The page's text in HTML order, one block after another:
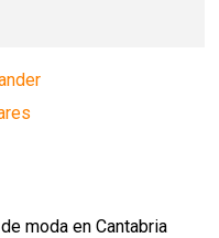
moda en Cantabria